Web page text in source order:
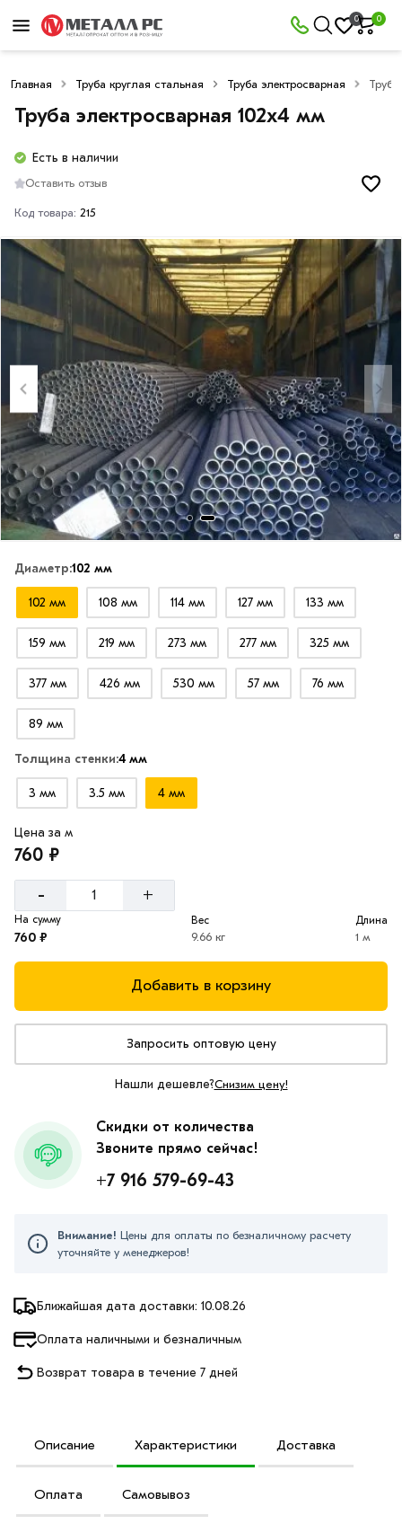
0 0
Главная Труба круглая стальная Труба электросварная
Труба электросварная 102х4 мм
Есть в наличии
Оставить отзыв
Код товара: 215
Диаметр:102 мм
102 мм 108 мм 114 мм 127 мм 133 мм
159 мм 219 мм 273 мм 277 мм 325 мм
377 мм 426 мм 530 мм 57 мм 76 мм
89 мм
Толщина стенки:4 мм
3 мм 3.5 мм 4 мм
Ближайшая дата доставки: 10.08.26
Оплата наличными и безналичным
Возврат товара в течение 7 дней
Цена за м
760 ₽
- +
На сумму
760 ₽
Вес
9.66 кг
Длина
1 м
Добавить в корзину
Запросить оптовую цену
Нашли дешевле?Снизим цену!
Скидки от количества
Звоните прямо сейчас!
+7 916 579-69-43
Внимание! Цены для оплаты по безналичному расчету
уточняйте у менеджеров!
Описание Характеристики Доставка
Оплата Самовывоз